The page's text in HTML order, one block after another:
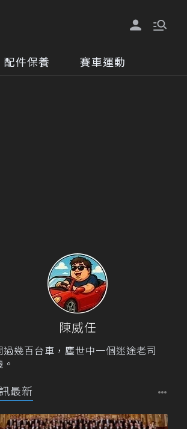
配件保養 賽車運動
陳威任
過幾百台車，塵世中一個迷途老司
最新